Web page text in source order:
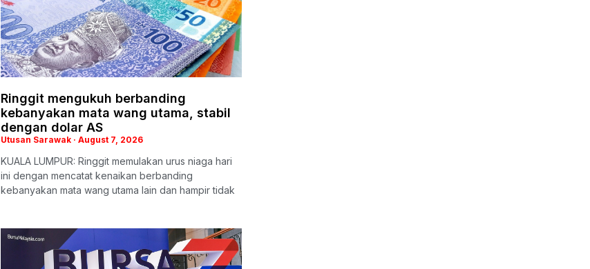
Ringgit mengukuh berbanding
kebanyakan mata wang utama, stabil
dengan dolar AS
Utusan Sarawak August 7, 2026
KUALA LUMPUR: Ringgit memulakan urus niaga hari
ini dengan mencatat kenaikan berbanding
kebanyakan mata wang utama lain dan hampir tidak